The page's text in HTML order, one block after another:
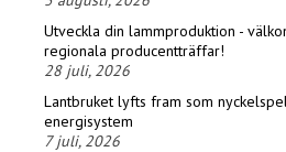
Utveckla din lammproduktion -
regionala producentträffar!
28 juli, 2026
Lantbruket lyfts fram som
energisystem
7 juli, 2026